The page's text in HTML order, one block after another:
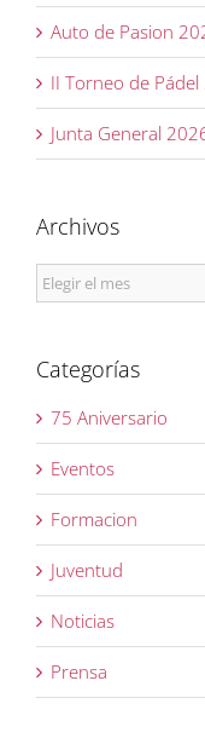
Auto de Pasion
II Torneo de
Junta General
Archivos
Archivos
Categorías
75 Aniversario
Eventos
Formacion
Juventud
Noticias
Prensa